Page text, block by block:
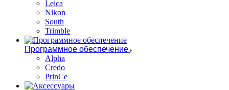
Leica
Nikon
South
Trimble
Программное обеспечение
Alpha
Credo
PrinCe